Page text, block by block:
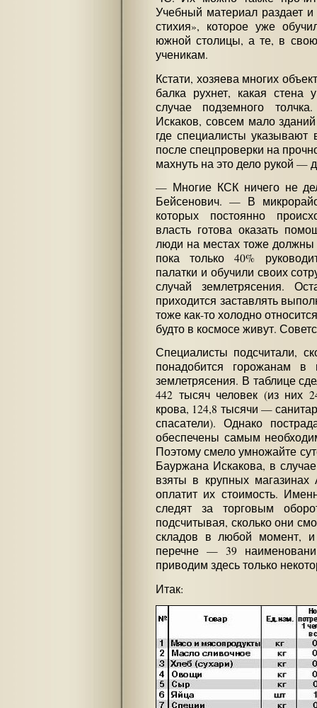
Учебный материал раздает
стихия», которое уже
южной столицы, а те, в
ученикам.
Кстати, хозяева многих
балка рухнет, какая
случае подземного
Искаков, совсем мало
где специалисты указывают
после спецпроверки на
махнуть на это дело рукой —
— Многие КСК ничего не
Бейсенович. — В
которых постоянно
власть готова оказать
люди на местах тоже должны
пока только 40%
палатки и обучили своих
случай землетрясения.
приходится заставлять
тоже как-то холодно
будто в космосе живут.
Специалисты подсчитали,
понадобится горожанам в
землетрясения. В таблице
442 тысяч человек (из них
крова, 124,8 тысячи —
спасатели). Однако
обеспечены самым
Поэтому смело умножайте
Бауржана Искакова, в
взяты в крупных магазинах
оплатит их стоимость.
следят за торговым
подсчитывая, сколько они
складов в любой момент,
перечне — 39
приводим здесь только
Итак: